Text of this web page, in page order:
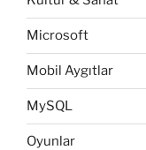
Microsoft
Mobil Aygıtlar
MySQL
Oyunlar